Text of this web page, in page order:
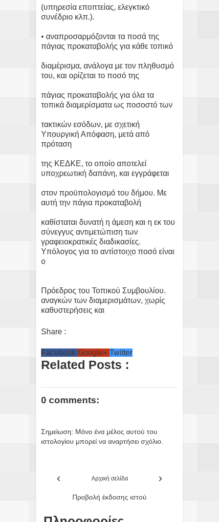
(υπηρεσία εποπτείας, ελεγκτικό
συνέδριο κλπ.).
• αναπροσαρμόζονται τα ποσά της
πάγιας προκαταβολής για κάθε τοπικό
διαμέρισμα, ανάλογα με τον πληθυσμό
του, και ορίζεται το ποσό της
πάγιας προκαταβολής για όλα τα
τοπικά διαμερίσματα ως ποσοστό των
τακτικών εσόδων, με σχετική
Υπουργική Απόφαση, μετά από
πρόταση
της ΚΕΔΚΕ, το οποίο αποτελεί
υποχρεωτική δαπάνη, και εγγράφεται
στον προϋπολογισμό του δήμου. Με
αυτή την πάγια προκαταβολή
καθίσταται δυνατή η άμεση και η εκ του
σύνεγγυς αντιμετώπιση των
γραφειοκρατικές διαδικασίες.
Υπόλογος για το αντίστοιχο ποσό είναι
ο
Πρόεδρος του Τοπικού Συμβουλίου.
αναγκών των διαμερισμάτων, χωρίς
καθυστερήσεις και
Share :
Facebook Google+ Twitter
Related Posts :
0 comments:
Σημείωση: Μόνο ένα μέλος αυτού του
ιστολογίου μπορεί να αναρτήσει σχόλιο.
‹ ›
Αρχική σελίδα
Προβολή έκδοσης ιστού